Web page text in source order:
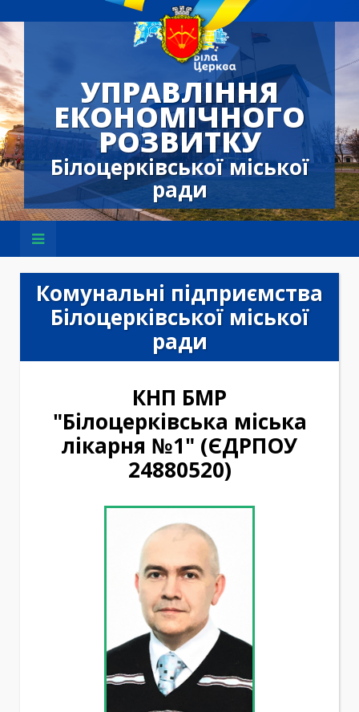
УПРАВЛІННЯ
ЕКОНОМІЧНОГО
РОЗВИТКУ
Білоцерківської міської
ради
Комунальні підприємства
Білоцерківської міської
ради
КНП БМР
"Білоцерківська міська
лікарня №1" (ЄДРПОУ
24880520)